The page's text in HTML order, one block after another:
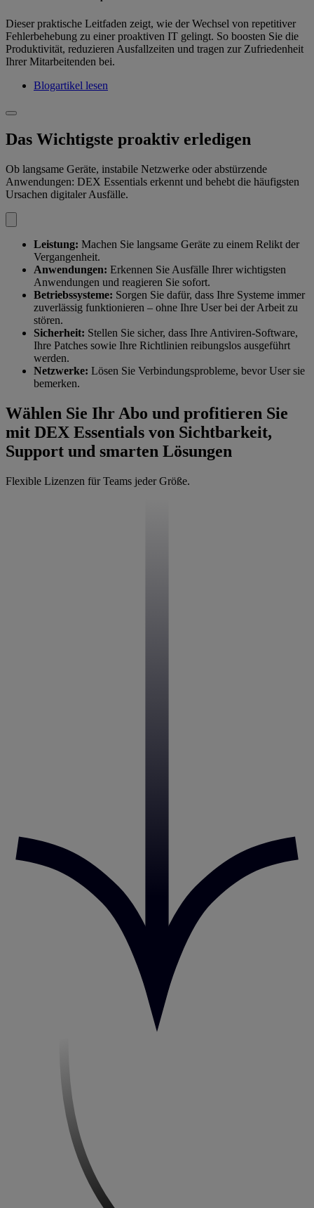
Dieser praktische Leitfaden zeigt, wie der Wechsel von repetitiver
Fehlerbehebung zu einer proaktiven IT gelingt. So boosten Sie die
Produktivität, reduzieren Ausfallzeiten und tragen zur Zufriedenheit
Ihrer Mitarbeitenden bei.
Blogartikel lesen
Das Wichtigste proaktiv erledigen
Ob langsame Geräte, instabile Netzwerke oder abstürzende
Anwendungen: DEX Essentials erkennt und behebt die häufigsten
Ursachen digitaler Ausfälle.
Leistung: Machen Sie langsame Geräte zu einem Relikt der
Vergangenheit.
Anwendungen: Erkennen Sie Ausfälle Ihrer wichtigsten
Anwendungen und reagieren Sie sofort.
Betriebssysteme: Sorgen Sie dafür, dass Ihre Systeme immer
zuverlässig funktionieren – ohne Ihre User bei der Arbeit zu
stören.
Sicherheit: Stellen Sie sicher, dass Ihre Antiviren-Software,
Ihre Patches sowie Ihre Richtlinien reibungslos ausgeführt
werden.
Netzwerke: Lösen Sie Verbindungsprobleme, bevor User sie
bemerken.
Wählen Sie Ihr Abo und profitieren Sie
mit DEX Essentials von Sichtbarkeit,
Support und smarten Lösungen
Flexible Lizenzen für Teams jeder Größe.